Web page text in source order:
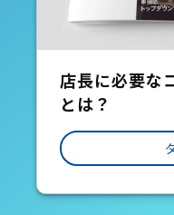
店長に必要な
とは？